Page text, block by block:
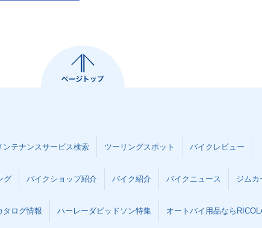
ンテナンスサービス検索 ツーリングスポット バイクレビュー
グ バイクショップ紹介 バイク紹介 バイクニュース ジムカ
タログ情報 ハーレーダビッドソン特集 オートバイ用品なら